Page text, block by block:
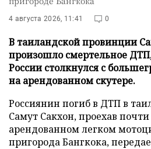
4 августа 2026, 11:41 0
В таиландской провинции
произошло смертельное
России столкнулся с
на арендованном скутере.
Россиянин погиб в ДТП в
Самут Сакхон, проехав
арендованном легком
пригорода Бангкока,